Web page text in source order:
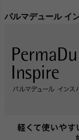
パルマデュール イ